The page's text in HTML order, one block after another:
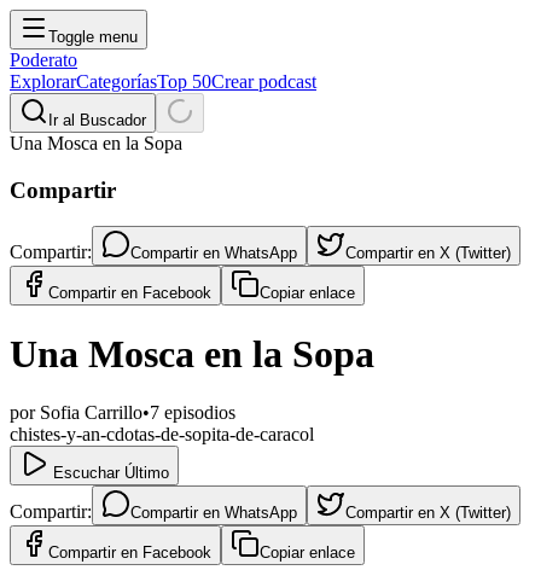
Toggle menu
Poderato
ExplorarCategoríasTop 50Crear podcast
Ir al Buscador
Una Mosca en la Sopa
Compartir
Compartir: Compartir en WhatsApp Compartir en X (Twitter)
Compartir en Facebook Copiar enlace
Una Mosca en la Sopa
por Sofia Carrillo•7 episodios
chistes-y-an-cdotas-de-sopita-de-caracol
Escuchar Último
Compartir: Compartir en WhatsApp Compartir en X (Twitter)
Compartir en Facebook Copiar enlace